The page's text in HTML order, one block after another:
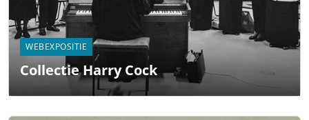
WEBEXPOSITIE
Collectie Harry Cock